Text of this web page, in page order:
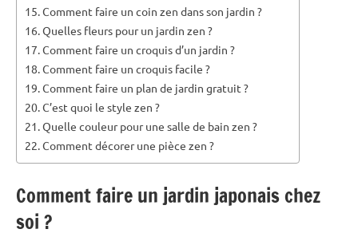
Comment faire un coin zen dans son jardin ?
Quelles fleurs pour un jardin zen ?
Comment faire un croquis d’un jardin ?
Comment faire un croquis facile ?
Comment faire un plan de jardin gratuit ?
C’est quoi le style zen ?
Quelle couleur pour une salle de bain zen ?
Comment décorer une pièce zen ?
Comment faire un jardin japonais chez
soi ?